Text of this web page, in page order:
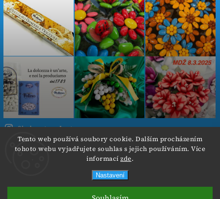
Tento web používá soubory cookie. Dalším procházením
tohoto webu vyjadřujete souhlas s jejich používáním. Více
informací zde.
Nastavení
Od 3.8.- 6.8.2026 neposíláme objednávky z důvodu
nadměrného tepla. Děkuji za pochopení :-)
Sledovat na Instagramu
Copyright 2026 Cokoladovekvetiny.cz. Všechna práva
Shoptet| Design